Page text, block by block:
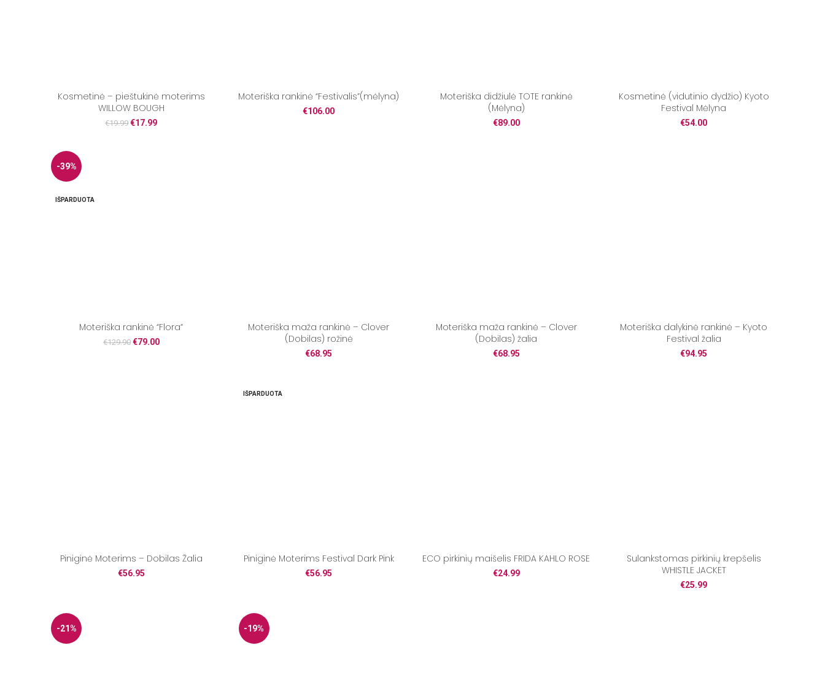
Kosmetinė – pieštukinė moterims
WILLOW BOUGH
€19.99 €17.99
Moteriška rankinė “Festivalis”(mėlyna)
€106.00
Moteriška didžiulė TOTE rankinė
(Mėlyna)
€89.00
Kosmetinė (vidutinio dydžio) Kyoto
Festival Mėlyna
€54.00
-39%
IŠPARDUOTA
Moteriška rankinė “Flora”
€129.90 €79.00
Moteriška maža rankinė – Clover
(Dobilas) rožinė
€68.95
Moteriška maža rankinė – Clover
(Dobilas) žalia
€68.95
Moteriška dalykinė rankinė – Kyoto
Festival žalia
€94.95
Piniginė Moterims – Dobilas Žalia
€56.95
IŠPARDUOTA
Piniginė Moterims Festival Dark Pink
€56.95
ECO pirkinių maišelis FRIDA KAHLO ROSE
€24.99
Sulankstomas pirkinių krepšelis
WHISTLE JACKET
€25.99
-21% -19%